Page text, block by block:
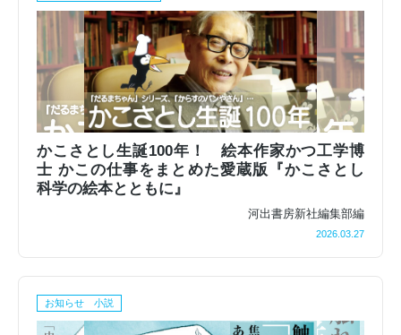
かこさとし生誕100年！ 絵本作家かつ工学博
士 かこの仕事をまとめた愛蔵版『かこさとし
科学の絵本とともに』
河出書房新社編集部編
2026.03.27
お知らせ 小説